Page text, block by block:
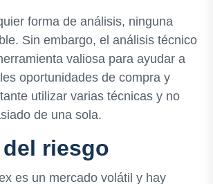
forma de análisis, ninguna
Sin embargo, el análisis técnico
valiosa para ayudar a
oportunidades de compra y
utilizar varias técnicas y no
de una sola.
riesgo
es un mercado volátil y hay